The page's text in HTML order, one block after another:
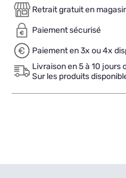
Retrait gratuit en
Paiement sécurisé
Paiement en 3x ou 4x
Livraison en 5 à 10 jours
Sur les produits